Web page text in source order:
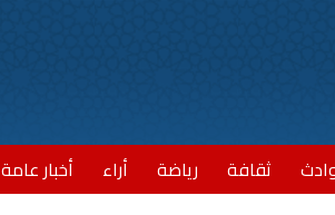
ثقافة رياضة أراء أخبار عامة